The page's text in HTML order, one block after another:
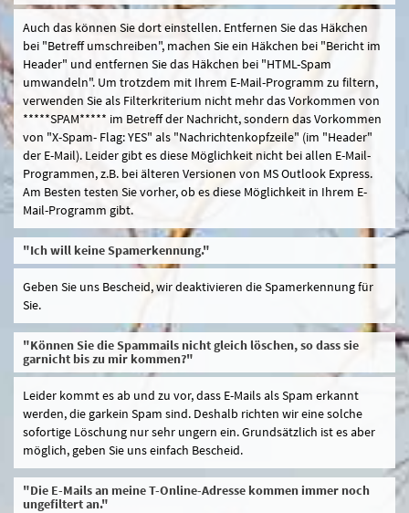
Auch das können Sie dort einstellen. Entfernen Sie das Häkchen
bei "Betreff umschreiben", machen Sie ein Häkchen bei "Bericht im
Header" und entfernen Sie das Häkchen bei "HTML-Spam
umwandeln". Um trotzdem mit Ihrem E-Mail-Programm zu filtern,
verwenden Sie als Filterkriterium nicht mehr das Vorkommen von
*****SPAM***** im Betreff der Nachricht, sondern das Vorkommen
von "X-Spam- Flag: YES" als "Nachrichtenkopfzeile" (im "Header"
der E-Mail). Leider gibt es diese Möglichkeit nicht bei allen E-Mail-
Programmen, z.B. bei älteren Versionen von MS Outlook Express.
Am Besten testen Sie vorher, ob es diese Möglichkeit in Ihrem E-
Mail-Programm gibt.
"Ich will keine Spamerkennung."
Geben Sie uns Bescheid, wir deaktivieren die Spamerkennung für
Sie.
"Können Sie die Spammails nicht gleich löschen, so dass sie
garnicht bis zu mir kommen?"
Leider kommt es ab und zu vor, dass E-Mails als Spam erkannt
werden, die garkein Spam sind. Deshalb richten wir eine solche
sofortige Löschung nur sehr ungern ein. Grundsätzlich ist es aber
möglich, geben Sie uns einfach Bescheid.
"Die E-Mails an meine T-Online-Adresse kommen immer noch
ungefiltert an."